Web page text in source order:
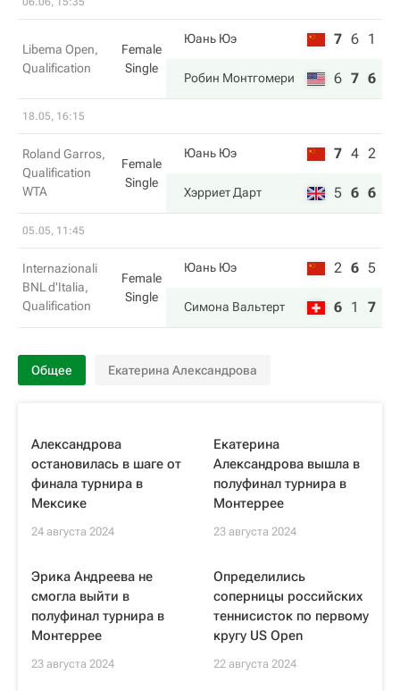
Libema Open,
Qualification
Female
Single
Юань Юэ 7 6 1
Робин Монтгомери 6 7 6
18.05, 16:15
Roland Garros,
Qualification
WTA
Female
Single
Юань Юэ 7 4 2
Хэрриет Дарт 5 6 6
05.05, 11:45
Internazionali
BNL d'Italia,
Qualification
Female
Single
Юань Юэ 2 6 5
Симона Вальтерт 6 1 7
Общее Екатерина Александрова
Александрова
остановилась в шаге от
финала турнира в
Мексике
24 августа 2024
Екатерина
Александрова вышла в
полуфинал турнира в
Монтеррее
23 августа 2024
Эрика Андреева не
смогла выйти в
полуфинал турнира в
Монтеррее
23 августа 2024
Определились
соперницы российских
теннисисток по первому
кругу US Open
22 августа 2024